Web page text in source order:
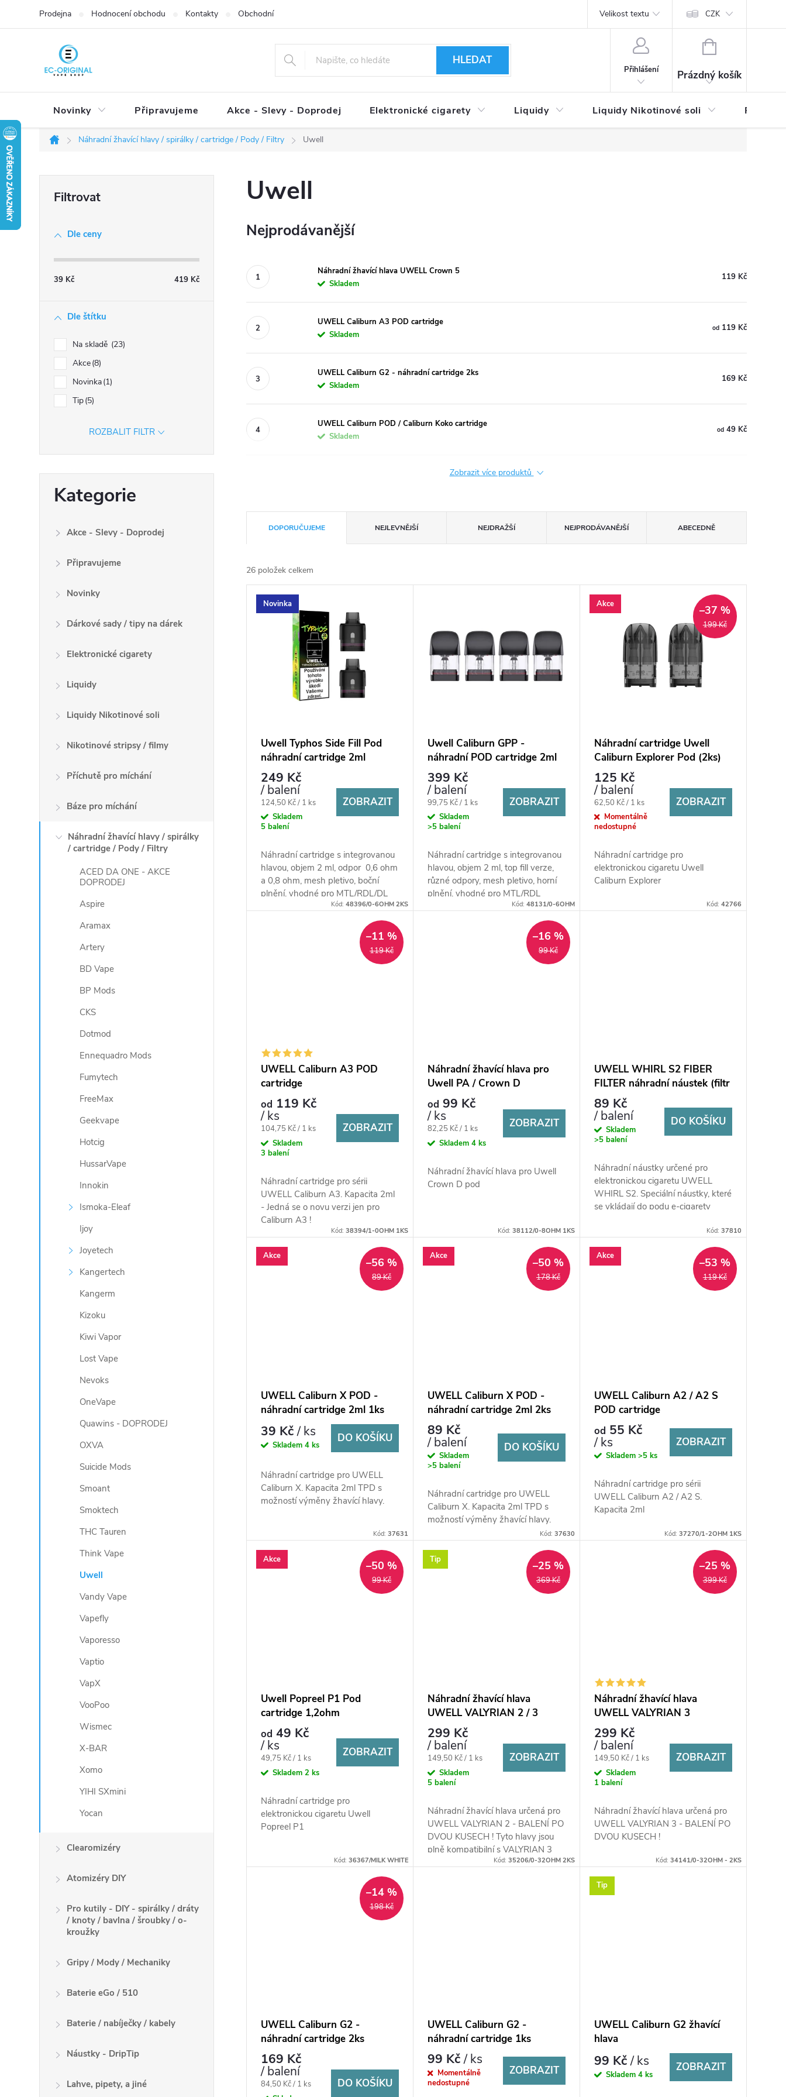
Prodejna Hodnocení obchodu Kontakty Obchodní podmínky Reklamační řád Vrácení zboží a reklamace
Velikost textu CZK
HLEDAT
Přihlášení
NÁKUPNÍ
Prázdný košík
Novinky Připravujeme Akce - Slevy - Doprodej Elektronické cigarety Liquidy Liquidy Nikotinové soli
Domů
Náhradní žhavící hlavy / spirálky / cartridge / Pody / Filtry Uwell
Dle ceny
39 Kč 419 Kč
Dle štítku
Na skladě 23
Akce 8
Novinka 1
Tip 5
ROZBALIT FILTR
kategorie
Kategorie
Akce - Slevy - Doprodej
Připravujeme
Novinky
Dárkové sady / tipy na dárek
Elektronické cigarety
Liquidy
Liquidy Nikotinové soli
Nikotinové stripsy / filmy
Příchutě pro míchání
Báze pro míchání
Náhradní žhavící hlavy / spirálky
/ cartridge / Pody / Filtry
ACED DA ONE - AKCE
DOPRODEJ
Aspire
Aramax
Artery
BD Vape
BP Mods
CKS
Dotmod
Ennequadro Mods
Fumytech
FreeMax
Geekvape
Hotcig
HussarVape
Innokin
Ismoka-Eleaf
Ijoy
Joyetech
Kangertech
Kangerm
Kizoku
Kiwi Vapor
Lost Vape
Nevoks
OneVape
Quawins - DOPRODEJ
OXVA
Suicide Mods
Smoant
Smoktech
THC Tauren
Think Vape
Uwell
Vandy Vape
Vapefly
Vaporesso
Vaptio
VapX
VooPoo
Wismec
X-BAR
Xomo
YIHI SXmini
Yocan
Clearomizéry
Atomizéry DIY
Pro kutily - DIY - spirálky / dráty
/ knoty / bavlna / šroubky / o-
kroužky
Gripy / Mody / Mechaniky
Baterie eGo / 510
Baterie / nabíječky / kabely
Náustky - DripTip
Lahve, pipety, a jiné
Uwell
Nejprodávanější
Náhradní žhavící hlava UWELL Crown 5
Skladem
119 Kč
UWELL Caliburn A3 POD cartridge
Skladem
od119 Kč
UWELL Caliburn G2 - náhradní cartridge 2ks
Skladem
169 Kč
UWELL Caliburn POD / Caliburn Koko cartridge
Skladem
od49 Kč
Zobrazit více produktů
e
n
DOPORUČUJEME NEJLEVNĚJŠÍ NEJDRAŽŠÍ NEJPRODÁVANĚJŠÍ ABECEDNĚ
26 položek celkem
Novinka
Uwell Typhos Side Fill Pod
náhradní cartridge 2ml
249 Kč
/ balení
Měrná
cena:
124,50 Kč / 1 ks
Skladem
5 balení
ZOBRAZIT
Náhradní cartridge s integrovanou
hlavou, objem 2 ml, odpor 0,6 ohm
a 0,8 ohm, mesh pletivo, boční
plnění, vhodné pro MTL/RDL/DL
vaping, 2ks v balení.
Kód:48396/0-6OHM 2KS
Uwell Caliburn GPP -
náhradní POD cartridge 2ml
399 Kč
/ balení
Měrná
cena:
99,75 Kč / 1 ks
Skladem
>5 balení
ZOBRAZIT
Náhradní cartridge s integrovanou
hlavou, objem 2 ml, top fill verze,
různé odpory, mesh pletivo, horní
plnění, vhodné pro MTL/RDL
Kód: 48131/0-6OHM
Akce
199 Kč
–37 %
Náhradní cartridge Uwell
Caliburn Explorer Pod (2ks)
125 Kč
/ balení
Měrná
cena:
62,50 Kč / 1 ks
Momentálně
nedostupné
ZOBRAZIT
Náhradní cartridge pro
elektronickou cigaretu Uwell
Caliburn Explorer
Kód: 42766
119 Kč
–11 %
UWELL Caliburn A3 POD
cartridge
od 119 Kč
/ ks
Měrná
cena:
104,75 Kč / 1 ks
Skladem
3 balení
ZOBRAZIT
Náhradní cartridge pro sérii
UWELL Caliburn A3. Kapacita 2ml
- Jedná se o novu verzi jen pro
Caliburn A3 !
Kód:38394/1-0OHM 1KS
99 Kč
–16 %
Náhradní žhavící hlava pro
Uwell PA / Crown D
od 99 Kč
/ ks
Měrná
cena:
82,25 Kč / 1 ks
Skladem4 ks
ZOBRAZIT
Náhradní žhavící hlava pro Uwell
Crown D pod
Kód: 38112/0-8OHM 1KS
UWELL WHIRL S2 FIBER
FILTER náhradní náustek (filtr
styl)
89 Kč
/ balení
Skladem
>5 balení
DO KOŠÍKU
Náhradní náustky určené pro
elektronickou cigaretu UWELL
WHIRL S2. Speciální náustky, které
se vkládají do podu e-cigarety
Kód: 37810
Akce
89 Kč
–56 %
UWELL Caliburn X POD -
náhradní cartridge 2ml 1ks
39 Kč/ ks
Skladem4 ks
DO KOŠÍKU
Náhradní cartridge pro UWELL
Caliburn X. Kapacita 2ml TPD s
možností výměny žhavící hlavy.
Kód:37631
Akce
178 Kč
–50 %
UWELL Caliburn X POD -
náhradní cartridge 2ml 2ks
89 Kč
/ balení
Skladem
>5 balení
DO KOŠÍKU
Náhradní cartridge pro UWELL
Caliburn X. Kapacita 2ml TPD s
možností výměny žhavící hlavy.
Kód: 37630
Akce
119 Kč
–53 %
UWELL Caliburn A2 / A2 S
POD cartridge
od 55 Kč
/ ks
Skladem >5 ks
ZOBRAZIT
Náhradní cartridge pro sérii
UWELL Caliburn A2 / A2 S.
Kapacita 2ml
Kód: 37270/1-2OHM 1KS
Akce
99 Kč
–50 %
Uwell Popreel P1 Pod
cartridge 1,2ohm
od 49 Kč
/ ks
Měrná
cena:
49,75 Kč / 1 ks
Skladem2 ks
ZOBRAZIT
Náhradní cartridge pro
elektronickou cigaretu Uwell
Popreel P1
Kód:36367/MILK WHITE
Tip
369 Kč
–25 %
Náhradní žhavící hlava
UWELL VALYRIAN 2 / 3
299 Kč
/ balení
Měrná
cena:
149,50 Kč / 1 ks
Skladem
5 balení
ZOBRAZIT
Náhradní žhavící hlava určená pro
UWELL VALYRIAN 2 - BALENÍ PO
DVOU KUSECH ! Tyto hlavy jsou
plně kompatibilní s VALYRIAN 3
Kód: 35206/0-32OHM 2KS
399 Kč
–25 %
Náhradní žhavící hlava
UWELL VALYRIAN 3
299 Kč
/ balení
Měrná
cena:
149,50 Kč / 1 ks
Skladem
1 balení
ZOBRAZIT
Náhradní žhavící hlava určená pro
UWELL VALYRIAN 3 - BALENÍ PO
DVOU KUSECH !
Kód: 34141/0-32OHM - 2KS
198 Kč
–14 %
UWELL Caliburn G2 -
náhradní cartridge 2ks
169 Kč
/ balení
Měrná
84,50 Kč / 1 ks
DO KOŠÍKU
UWELL Caliburn G2 -
náhradní cartridge 1ks
99 Kč/ ks
Momentálně
nedostupné
ZOBRAZIT
Tip
UWELL Caliburn G2 žhavící
hlava
99 Kč/ ks
Skladem 4 ks
ZOBRAZIT